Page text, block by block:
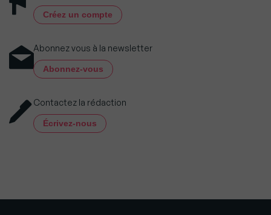
Créez un compte
Abonnez vous à la newsletter
Abonnez-vous
Contactez la rédaction
Écrivez-nous